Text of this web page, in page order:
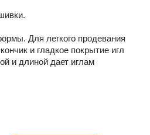
Для легкого продевания
и гладкое покрытие игл
и длиной дает иглам